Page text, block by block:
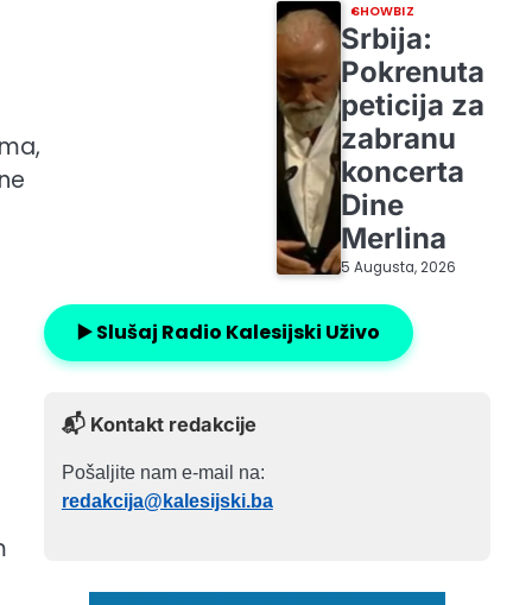
SHOWBIZ
Srbija:
Pokrenuta
peticija za
zabranu
koncerta
Dine
Merlina
5 Augusta, 2026
▶️ Slušaj Radio Kalesijski Uživo
📬 Kontakt redakcije
Pošaljite nam e-mail na:
redakcija@kalesijski.ba